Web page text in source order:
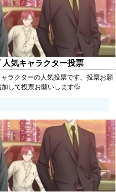
気キャラクター投票
ラクターの人気投票です。投票お願
して投票お願いします💦